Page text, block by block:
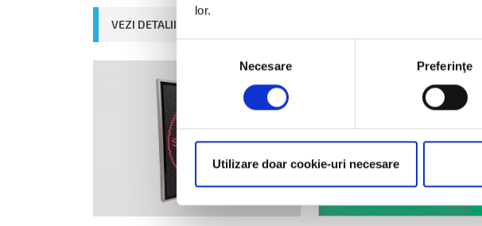
lor.
consimțământului
Necesare Preferinţe
Utilizare doar cookie-uri necesare
VEZI DETALII